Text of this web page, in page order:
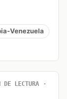
Venezuela
LECTURA